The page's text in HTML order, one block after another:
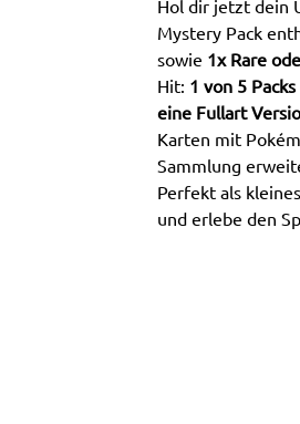
Hol dir jetzt dein
Mystery Pack
sowie 1x Rare
Hit: 1 von 5
eine Fullart
Karten mit
Sammlung
Perfekt als
und erlebe den